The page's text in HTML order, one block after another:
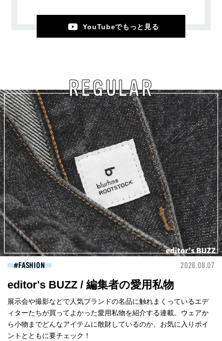
YouTubeでもっと見る
REGULAR
FASHION 2026.08.07
editor's BUZZ / 編集者の愛用私物
展示会や撮影などで人気ブランドの名品に触れまくっているエデ
ィターたちが買ってよかった愛用私物を紹介する連載。ウェアか
ら小物までどんなアイテムに散財しているのか、お気に入りポイ
ントとともに要チェック！